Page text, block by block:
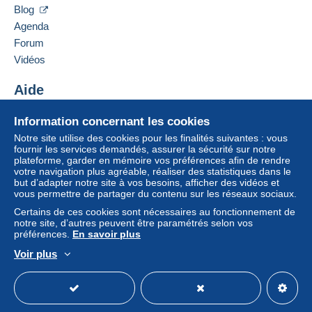
Un paiement ne passant pas par
paiement integré au site
vendeur à l’acheteur. Un achat non payé peut
entraîner des conséquences au niveau du compte
Si les conditions de vente du vendeur comportent
considérer comme nulles et non avenues. Les
conditions de paiement du site Delcampe, telles
que définies dans lesconditions d’utilisation , sont
les seules applicables.
Les achats doivent être payés dans les 14 jours
vendeur.
Garantie :
Droit de rétractation
l’acheteur.
Pour connaître les délais de retour et de
remboursement du lot, consultez les
conditions
DE-8570825
Ajouter ce vendeur aux favoris
Information concernant les cookies
Notre site utilise des cookies pour les finalités suivantes : vous
fournir les services demandés, assurer la sécurité sur notre
plateforme, garder en mémoire vos préférences afin de rendre
votre navigation plus agréable, réaliser des statistiques dans le
but d’adapter notre site à vos besoins, afficher des vidéos et
vous permettre de partager du contenu sur les réseaux sociaux.
Certains de ces cookies sont nécessaires au fonctionnement de
notre site, d’autres peuvent être paramétrés selon vos
préférences. En savoir plus
Voir plus
Blog
Agenda
Forum
Vidéos
Aide
Acheter sur Delcampe
Vendre sur Delcampe
Un site sécurisé